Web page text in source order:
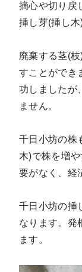
摘心や切り戻
挿し芽(挿し木
廃棄する茎(
すことができ
功しましたが
ません。
千日小坊の株
木)で株を増
要がなく、経
千日小坊の挿
なります。発
ます。